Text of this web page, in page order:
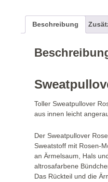
Beschreibung
Toller Sweatpullover
aus innen leicht
Der Sweatpullover
Sweatstoff mit Rosen-
an Ärmelsaum, Hals
altrosafarbene
Das Rückteil und die